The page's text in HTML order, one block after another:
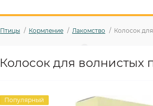
Птицы Кормление Лакомство Колосок
Колосок для волнистых
Популярный